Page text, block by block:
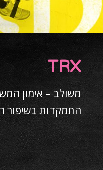
TRX
התמקדות בשיפור